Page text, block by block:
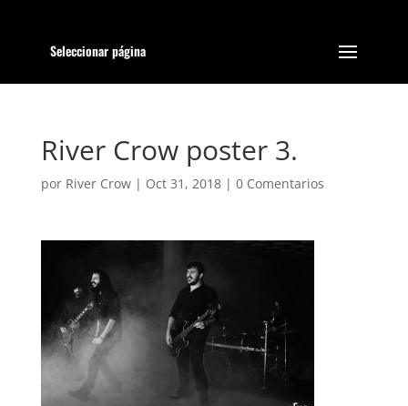
Seleccionar página
River Crow poster 3.
por River Crow| Oct 31, 2018| 0 Comentarios